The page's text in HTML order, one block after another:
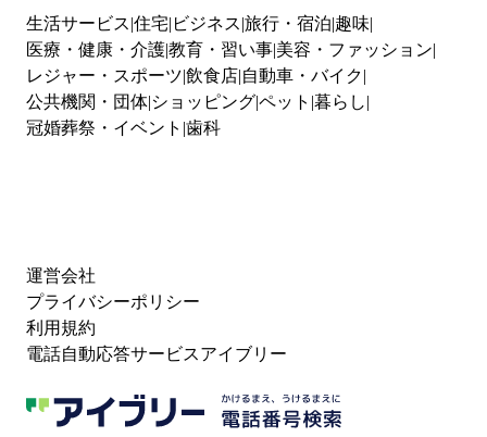
生活サービス 住宅 ビジネス 旅行・宿泊 趣味
医療・健康・介護教育・習い事 美容・ファッション
レジャー・スポーツ 飲食店 自動車・バイク
公共機関・団体 ショッピングペット 暮らし
冠婚葬祭・イベント 歯科
運営会社
プライバシーポリシー
利用規約
電話自動応答サービスアイブリー